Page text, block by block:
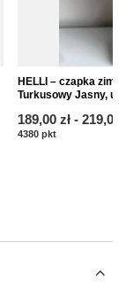
HELLI – czapka
Turkusowy Jasny,
od
189,00 zł - do
219,00
4380 pkt